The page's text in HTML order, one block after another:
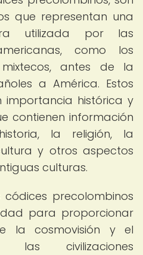
que representan una
utilizada por las
como los
antes de la
a América. Estos
histórica y
contienen información
la religión, la
y otros aspectos
culturas.
precolombinos
para proporcionar
la cosmovisión y el
las civilizaciones